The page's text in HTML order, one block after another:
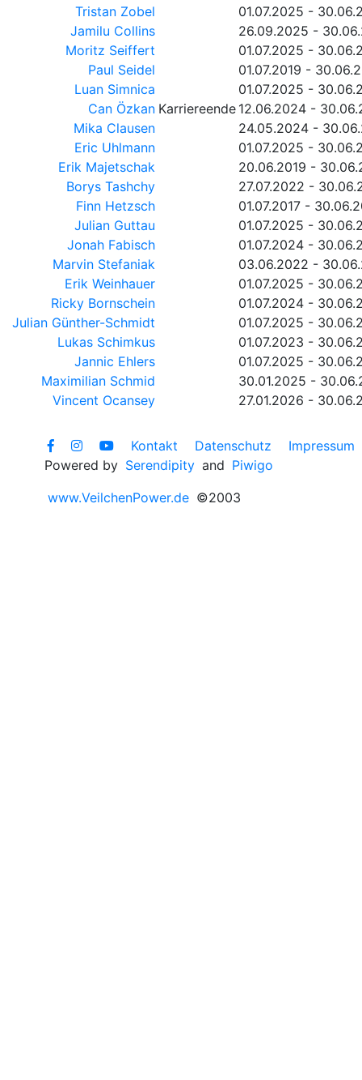
Tristan Zobel
01.07.2025 -
Jamilu Collins
26.09.2025 -
Moritz Seiffert
01.07.2025 -
Paul Seidel
01.07.2019 -
Luan Simnica
01.07.2025 -
Can Özkan Karriereende 12.06.2024 -
Mika Clausen
24.05.2024 -
Eric Uhlmann
01.07.2025 -
Erik Majetschak
20.06.2019 -
Borys Tashchy
27.07.2022 -
Finn Hetzsch
01.07.2017 -
Julian Guttau
01.07.2025 -
Jonah Fabisch
01.07.2024 -
Marvin Stefaniak
03.06.2022 -
Erik Weinhauer
01.07.2025 -
Ricky Bornschein
01.07.2024 -
Julian Günther-Schmidt
01.07.2025 -
Lukas Schimkus
01.07.2023 -
Jannic Ehlers
01.07.2025 -
Maximilian Schmid
30.01.2025 -
Vincent Ocansey
27.01.2026 -
Kontakt Datenschutz
Impressum
Powered by Serendipity and Piwigo
www.VeilchenPower.de ©2003